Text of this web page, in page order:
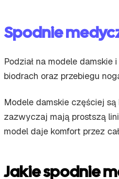
Spodnie
Podział na modele
biodrach oraz przebiegu
Modele damskie częściej
zazwyczaj mają prostszą
model daje komfort przez
Jakie spodnie